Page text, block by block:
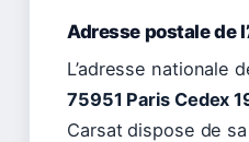
Adresse postale de
L’adresse nationale
75951 Paris Cedex
Carsat dispose de